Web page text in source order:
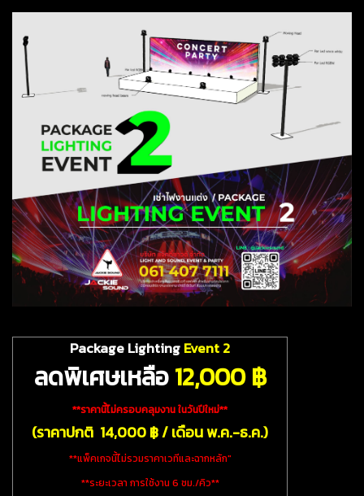
Package LightingEvent 2
ลดพิเศษเหลือ12,000 ฿
**ราคานี้ไม่ครอบคลุมงาน ในวันปีใหม่**
(ราคาปกติ 14,000 ฿ / เดือน พ.ค.-ธ.ค.)
**แพ็คเกจนี้ไม่รวมราคาเวทีและฉากหลัก"
**ระยะเวลา การใช้งาน 6 ชม./คิว**